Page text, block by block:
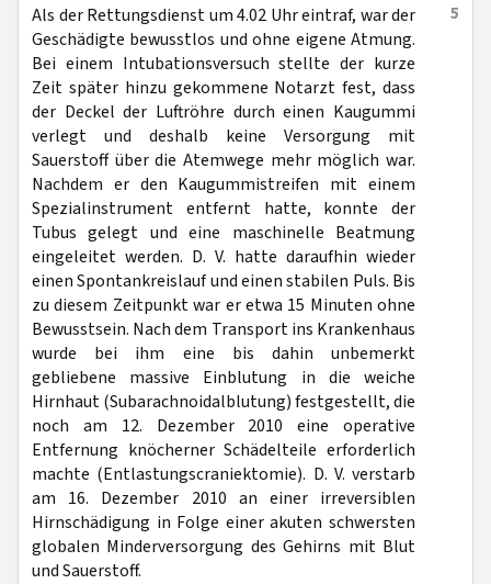
5
Als der Rettungsdienst um 4.02 Uhr eintraf, war der
Geschädigte bewusstlos und ohne eigene Atmung.
Bei einem Intubationsversuch stellte der kurze
Zeit später hinzu gekommene Notarzt fest, dass
der Deckel der Luftröhre durch einen Kaugummi
verlegt und deshalb keine Versorgung mit
Sauerstoff über die Atemwege mehr möglich war.
Nachdem er den Kaugummistreifen mit einem
Spezialinstrument entfernt hatte, konnte der
Tubus gelegt und eine maschinelle Beatmung
eingeleitet werden. D. V. hatte daraufhin wieder
einen Spontankreislauf und einen stabilen Puls. Bis
zu diesem Zeitpunkt war er etwa 15 Minuten ohne
Bewusstsein. Nach dem Transport ins Krankenhaus
wurde bei ihm eine bis dahin unbemerkt
gebliebene massive Einblutung in die weiche
Hirnhaut (Subarachnoidalblutung) festgestellt, die
noch am 12. Dezember 2010 eine operative
Entfernung knöcherner Schädelteile erforderlich
machte (Entlastungscraniektomie). D. V. verstarb
am 16. Dezember 2010 an einer irreversiblen
Hirnschädigung in Folge einer akuten schwersten
globalen Minderversorgung des Gehirns mit Blut
und Sauerstoff.